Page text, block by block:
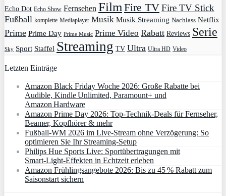
Echo Dot Echo Show Fernsehen FilmFire TVFire TV Stick
Fußball komplette Mediaplayer Musik Musik Streaming Nachlass Netflix
Prime Prime Day Prime Music Prime Video Rabatt Reviews Serie
Sky Sport Staffel Streaming TV Ultra Ultra HD Video
Letzten Einträge
Amazon Black Friday Woche 2026: Große Rabatte bei
Audible, Kindle Unlimited, Paramount+ und
Amazon Hardware
Amazon Prime Day 2026: Top-Technik-Deals für Fernseher,
Beamer, Kopfhörer & mehr
Fußball-WM 2026 im Live-Stream ohne Verzögerung: So
optimieren Sie Ihr Streaming-Setup
Philips Hue Sports Live: Sportübertragungen mit
Smart‑Light‑Effekten in Echtzeit erleben
Amazon Frühlingsangebote 2026: Bis zu 45 % Rabatt zum
Saisonstart sichern